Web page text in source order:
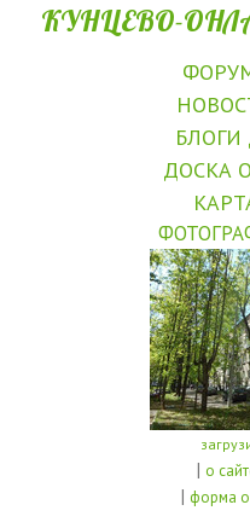
КУНЦЕВО-
БЛОГИ
ДОСКА
| о
| форма